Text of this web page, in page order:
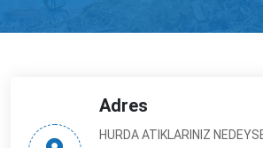
Adres
HURDA ATIKLARINIZ